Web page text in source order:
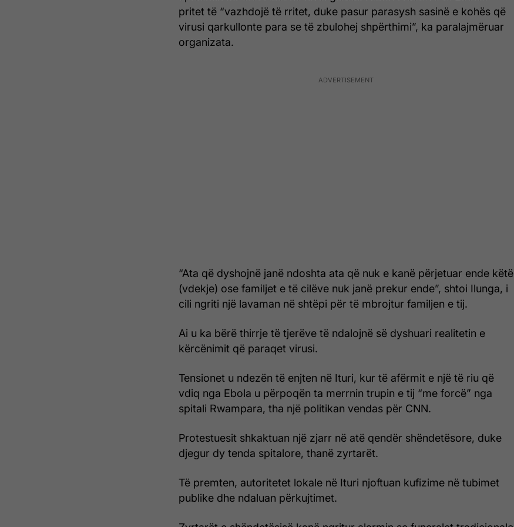
pritet të “vazhdojë të rritet, duke pasur parasysh sasinë e kohës që
virusi qarkullonte para se të zbulohej shpërthimi”, ka paralajmëruar
organizata.
“Ata që dyshojnë janë ndoshta ata që nuk e kanë përjetuar ende këtë
(vdekje) ose familjet e të cilëve nuk janë prekur ende”, shtoi Ilunga, i
cili ngriti një lavaman në shtëpi për të mbrojtur familjen e tij.
Ai u ka bërë thirrje të tjerëve të ndalojnë së dyshuari realitetin e
kërcënimit që paraqet virusi.
Tensionet u ndezën të enjten në Ituri, kur të afërmit e një të riu që
vdiq nga Ebola u përpoqën ta merrnin trupin e tij “me forcë” nga
spitali Rwampara, tha një politikan vendas për CNN.
Protestuesit shkaktuan një zjarr në atë qendër shëndetësore, duke
djegur dy tenda spitalore, thanë zyrtarët.
Të premten, autoritetet lokale në Ituri njoftuan kufizime në tubimet
publike dhe ndaluan përkujtimet.